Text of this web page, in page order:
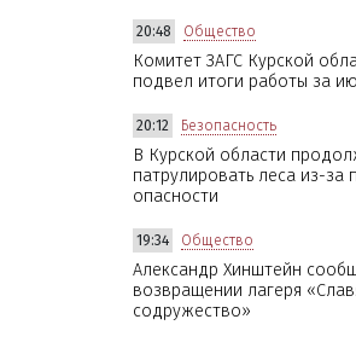
20:48 Общество
Комитет ЗАГС Курской
подвел итоги работы за
20:12 Безопасность
В Курской области
патрулировать леса из-за
опасности
19:34 Общество
Александр Хинштейн
возвращении лагеря
содружество»